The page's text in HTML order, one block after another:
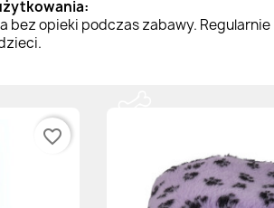
bez opieki podczas zabawy.
favorite_border